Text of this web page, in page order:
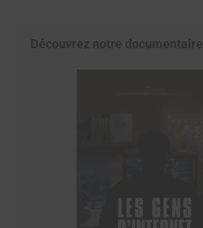
Découvrez notre documentaire